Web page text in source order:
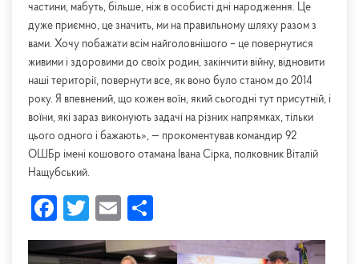
частини, мабуть, більше, ніж в особисті дні народження. Це
дуже приємно, це значить, ми на правильному шляху разом з
вами. Хочу побажати всім найголовнішого – це повернутися
живими і здоровими до своїх родин, закінчити війну, відновити
наші території, повернути все, як воно було станом до 2014
року. Я впевнений, що кожен воїн, який сьогодні тут присутній, і
воїни, які зараз виконують задачі на різних напрямках, тільки
цього одного і бажають», — прокоментував командир 92
ОШБр імені кошового отамана Івана Сірка, полковник Віталій
Нащубський.
Facebook
Twitter
Email